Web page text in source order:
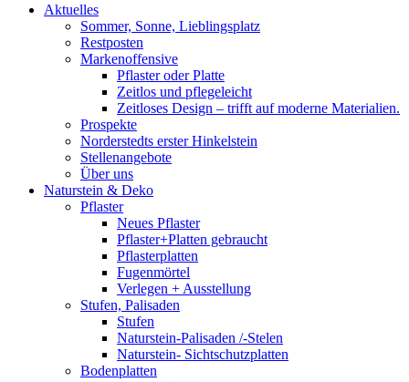
Aktuelles
Sommer, Sonne, Lieblingsplatz
Restposten
Markenoffensive
Pflaster oder Platte
Zeitlos und pflegeleicht
Zeitloses Design – trifft auf moderne Materialien.
Prospekte
Norderstedts erster Hinkelstein
Stellenangebote
Über uns
Naturstein & Deko
Pflaster
Neues Pflaster
Pflaster+Platten gebraucht
Pflasterplatten
Fugenmörtel
Verlegen + Ausstellung
Stufen, Palisaden
Stufen
Naturstein-Palisaden /-Stelen
Naturstein- Sichtschutzplatten
Bodenplatten